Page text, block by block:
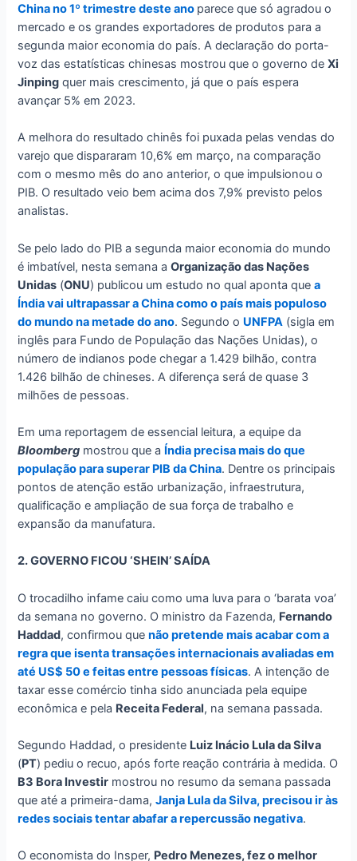
China no 1º trimestre deste ano parece que só agradou o
mercado e os grandes exportadores de produtos para a
segunda maior economia do país. A declaração do porta-
voz das estatísticas chinesas mostrou que o governo deXi
Jinping quer mais crescimento, já que o país espera
avançar 5% em 2023.
A melhora do resultado chinês foi puxada pelas vendas do
varejo que dispararam 10,6% em março, na comparação
com o mesmo mês do ano anterior, o que impulsionou o
PIB. O resultado veio bem acima dos 7,9% previsto pelos
analistas.
Se pelo lado do PIB a segunda maior economia do mundo
é imbatível, nesta semana aOrganização das Nações
Unidas (ONU) publicou um estudo no qual aponta quea
Índia vai ultrapassar a China como o país mais populoso
do mundo na metade do ano. Segundo o UNFPA (sigla em
inglês para Fundo de População das Nações Unidas), o
número de indianos pode chegar a 1.429 bilhão, contra
1.426 bilhão de chineses. A diferença será de quase 3
milhões de pessoas.
Em uma reportagem de essencial leitura, a equipe da
Bloomberg mostrou que a Índia precisa mais do que
população para superar PIB da China. Dentre os principais
pontos de atenção estão urbanização, infraestrutura,
qualificação e ampliação de sua força de trabalho e
expansão da manufatura.
2. GOVERNO FICOU ‘SHEIN’ SAÍDA
O trocadilho infame caiu como uma luva para o ‘barata voa’
da semana no governo. O ministro da Fazenda, Fernando
Haddad, confirmou quenão pretende mais acabar com a
regra que isenta transações internacionais avaliadas em
até US$ 50 e feitas entre pessoas físicas. A intenção de
taxar esse comércio tinha sido anunciada pela equipe
econômica e pela Receita Federal, na semana passada.
Segundo Haddad, o presidente Luiz Inácio Lula da Silva
(PT) pediu o recuo, após forte reação contrária à medida. O
B3 Bora Investir mostrou no resumo da semana passada
que até a primeira-dama,Janja Lula da Silva, precisou ir às
redes sociais tentar abafar a repercussão negativa.
O economista do Insper, Pedro Menezes, fez o melhor